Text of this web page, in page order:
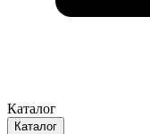
Каталог
Каталог